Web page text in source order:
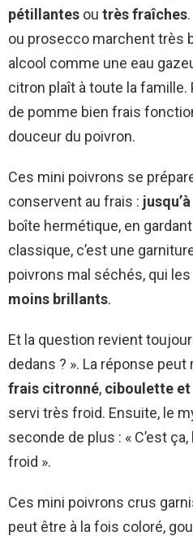
pétillantes ou très fraîches
ou prosecco marchent très
alcool comme une eau
citron plaît à toute la
de pomme bien frais
douceur du poivron.
Ces mini poivrons se
conservent au frais :
boîte hermétique, en
classique, c’est une
poivrons mal séchés, qui
moins brillants.
Et la question revient
dedans ? ». La réponse
frais citronné, ciboulette et
servi très froid. Ensuite, le
seconde de plus : « C’est
froid ».
Ces mini poivrons crus
peut être à la fois coloré,